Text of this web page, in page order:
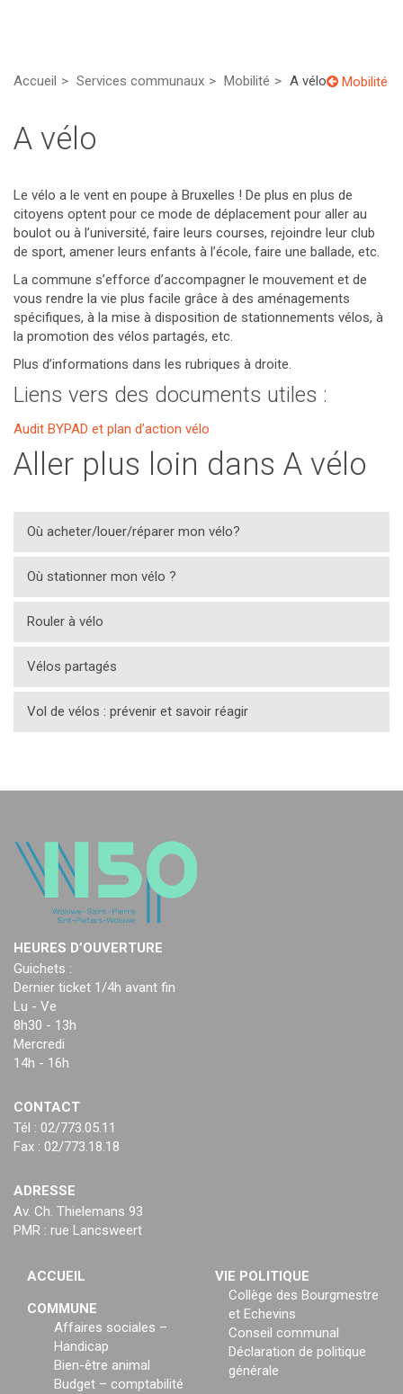
Accueil Services communaux Mobilité A vélo Mobilité
A vélo
Le vélo a le vent en poupe à Bruxelles ! De plus en plus de
citoyens optent pour ce mode de déplacement pour aller au
boulot ou à l’université, faire leurs courses, rejoindre leur club
de sport, amener leurs enfants à l’école, faire une ballade, etc.
La commune s’efforce d’accompagner le mouvement et de
vous rendre la vie plus facile grâce à des aménagements
spécifiques, à la mise à disposition de stationnements vélos, à
la promotion des vélos partagés, etc.
Plus d’informations dans les rubriques à droite.
Liens vers des documents utiles :
Audit BYPAD et plan d’action vélo
Aller plus loin dans A vélo
Où acheter/louer/réparer mon vélo?
Où stationner mon vélo ?
Rouler à vélo
Vélos partagés
Vol de vélos : prévenir et savoir réagir
HEURES D’OUVERTURE
Guichets :
Dernier ticket 1/4h avant fin
Lu - Ve
8h30 - 13h
Mercredi
14h - 16h
CONTACT
Tél : 02/773.05.11
Fax : 02/773.18.18
ADRESSE
Av. Ch. Thielemans 93
PMR : rue Lancsweert
ACCUEIL
COMMUNE
Affaires sociales –
Handicap
Bien-être animal
Budget – comptabilité
VIE POLITIQUE
Collège des Bourgmestre
et Echevins
Conseil communal
Déclaration de politique
générale